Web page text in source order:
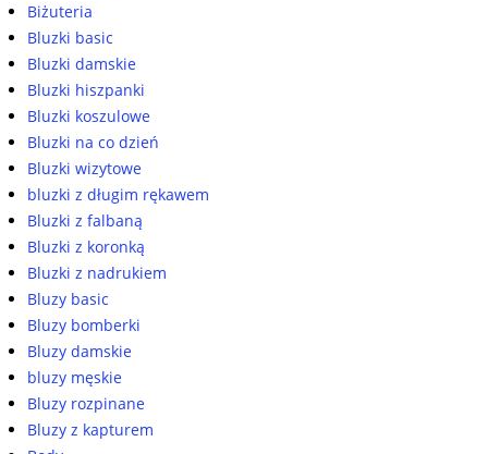
Biżuteria
Bluzki basic
Bluzki damskie
Bluzki hiszpanki
Bluzki koszulowe
Bluzki na co dzień
Bluzki wizytowe
bluzki z długim rękawem
Bluzki z falbaną
Bluzki z koronką
Bluzki z nadrukiem
Bluzy basic
Bluzy bomberki
Bluzy damskie
bluzy męskie
Bluzy rozpinane
Bluzy z kapturem